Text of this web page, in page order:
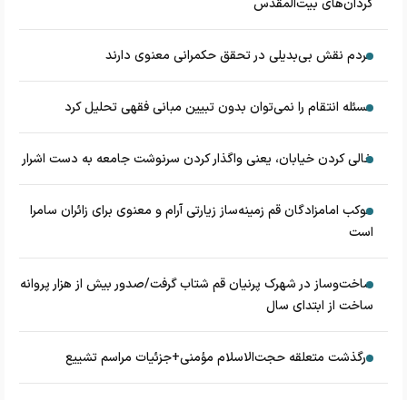
گردان‌های بیت‌المقدس
مردم نقش بی‌بدیلی در تحقق حکمرانی معنوی دارند
مسئله انتقام را نمی‌توان بدون تبیین مبانی فقهی تحلیل کرد
خالی کردن خیابان، یعنی واگذار کردن سرنوشت جامعه به دست اشرار
موکب امامزادگان قم زمینه‌ساز زیارتی آرام و معنوی برای زائران سامرا
است
ساخت‌وساز در شهرک پرنیان قم شتاب گرفت/صدور بیش از هزار پروانه
ساخت از ابتدای سال
درگذشت متعلقه حجت‌الاسلام مؤمنی+جزئیات مراسم تشییع